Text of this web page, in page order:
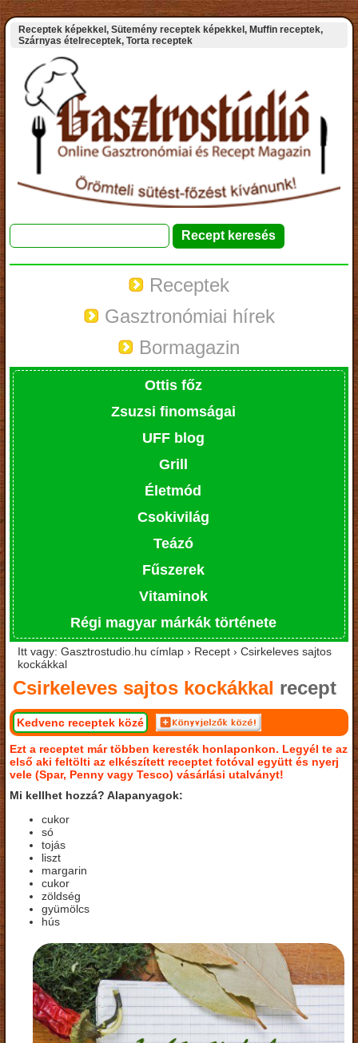
Receptek képekkel, Sütemény receptek képekkel, Muffin receptek,
Szárnyas ételreceptek, Torta receptek
Receptek
Gasztronómiai hírek
Bormagazin
Ottis főz
Zsuzsi finomságai
UFF blog
Grill
Életmód
Csokivilág
Teázó
Fűszerek
Vitaminok
Régi magyar márkák története
Itt vagy: Gasztrostudio.hu címlap › Recept › Csirkeleves sajtos
kockákkal
Csirkeleves sajtos kockákkal recept
Kedvenc receptek közé
Ezt a receptet már többen keresték honlaponkon. Legyél te az
első aki feltölti az elkészített receptet fotóval együtt és nyerj
vele (Spar, Penny vagy Tesco) vásárlási utalványt!
Mi kellhet hozzá? Alapanyagok:
cukor
só
tojás
liszt
margarin
cukor
zöldség
gyümölcs
hús